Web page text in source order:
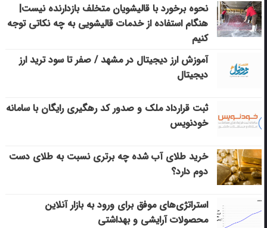
نحوه برخورد با قالیشویان متخلف بازدارنده نیست|
هنگام استفاده از خدمات قالیشویی به چه نکاتی توجه
کنیم
آموزش ارز دیجیتال در مشهد / صفر تا سود ترید ارز
دیجیتال
ثبت قرارداد ملک و صدور کد رهگیری رایگان با سامانه
خودنویس
خرید طلای آب شده چه برتری نسبت به طلای دست
دوم دارد؟
استراتژی‌های موفق برای ورود به بازار آنلاین
محصولات آرایشی و بهداشتی